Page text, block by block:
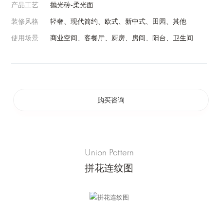
产品工艺 抛光砖-柔光面
装修风格 轻奢、现代简约、欧式、新中式、田园、其他
使用场景 商业空间、客餐厅、厨房、房间、阳台、卫生间
购买咨询
Union Pattern
拼花连纹图